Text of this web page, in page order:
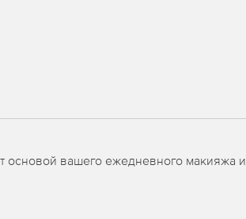
основой вашего ежедневного макияжа и